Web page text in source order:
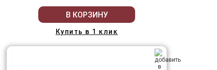
В КОРЗИНУ
Купить в 1 клик